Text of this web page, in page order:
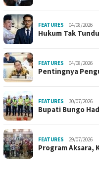
FEATURES 04/08/2026
Hukum Tak
FEATURES 04/08/2026
Pentingnya
FEATURES 30/07/2026
Bupati Bungo
FEATURES 29/07/2026
Program